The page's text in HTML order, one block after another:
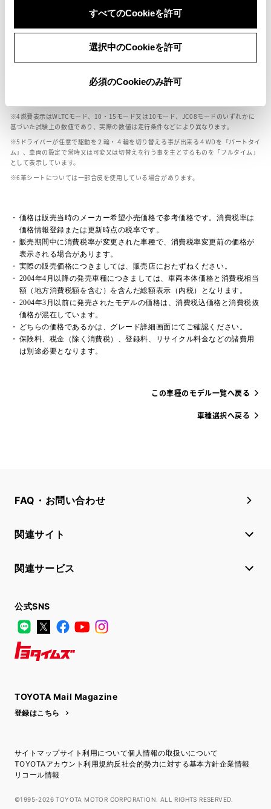
すべてのCookieを許可
選択中のCookieを許可
必須のCookieのみ許可
ールベースが左右で数値が異なる場合がございます。
エンジン仕様により、×2の表記がしてある場合がございます。（ロータリーエンジ
燃費表示はWLTCモード、10・15モード又は10モード、JC08モードのいずれかに
基づいた試験上の数値であり、実際の数値は走行条件などにより異なります。
ドライバーが任意で駆動を２輪・４輪を切り替える事が出来る４WDを「パートタイ
ム」、車両の設定で常時又は可変又は切替えを行う事を主とするものを「フルタイム」
として表示しています。
革シートについては一部合皮を使用している場合があります。
価格は販売当時のメーカー希望小売価格で参考価格です。消費税率は
価格情報登録または更新時点の税率です。
販売期間中に消費税率が変更された車種で、消費税率変更前の価格が
表示される場合があります。
実際の販売価格につきましては、販売店におたずねください。
2004年4月以降の発売車種につきましては、車両本体価格と消費税相当
額（地方消費税額を含む）を含んだ総額表示（内税）となります。
2004年3月以前に発売されたモデルの価格は、消費税込価格と消費税抜
価格が混在しています。
どちらの価格であるかは、グレード詳細画面にてご確認ください。
保険料、税金（除く消費税）、登録料、リサイクル料金などの諸費用
は別途必要となります。
この車種のモデル一覧へ戻る
車種選択へ戻る
FAQ・お問い合わせ
関連サイト
関連サービス
公式SNS
LINE
X FacebookYouTube
TOYOTA Mail Magazine
登録はこちら
サイトマップサイト利用について個人情報の取扱いについて
TOYOTAアカウント利用規約反社会的勢力に対する基本方針企業情報
リコール情報
©1995-2026 TOYOTA MOTOR CORPORATION. ALL RIGHTS RESERVED.